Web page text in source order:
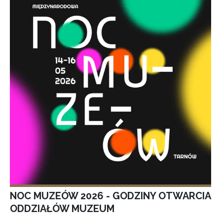
NOC MUZEÓW 2026 - GODZINY OTWARCIA
ODDZIAŁÓW MUZEUM